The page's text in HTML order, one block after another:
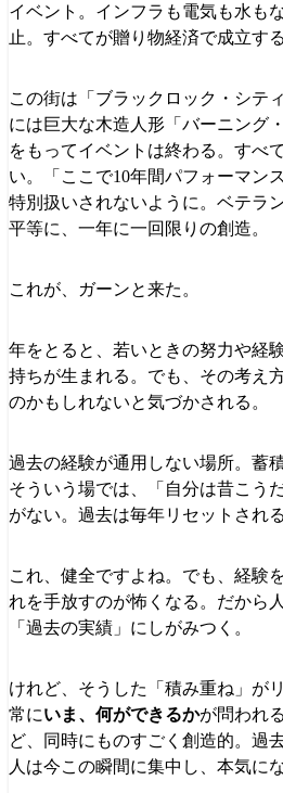
イベント。インフラも電気も水も
止。すべてが贈り物経済で成立す
この街は「ブラックロック・シテ
には巨大な木造人形「バーニング
をもってイベントは終わる。すべ
い。「ここで10年間パフォーマン
特別扱いされないように。ベテラ
平等に、一年に一回限りの創造。
これが、ガーンと来た。
年をとると、若いときの努力や経
持ちが生まれる。でも、その考え
のかもしれないと気づかされる。
過去の経験が通用しない場所。蓄
そういう場では、「自分は昔こう
がない。過去は毎年リセットされる
これ、健全ですよね。でも、経験
れを手放すのが怖くなる。だから
「過去の実績」にしがみつく。
けれど、そうした「積み重ね」が
常にいま、何ができるかが問われ
ど、同時にものすごく創造的。過
人は今この瞬間に集中し、本気にな